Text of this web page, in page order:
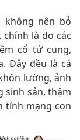
không nên bỏ
là do các
cổ tử cung,
Đây đều là cá
lường, ảnh
sinh sản, thậm
tính mạng con